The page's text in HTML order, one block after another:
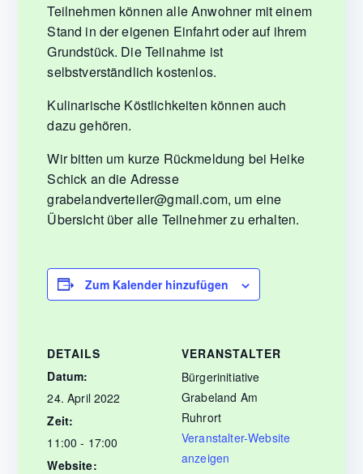
Teilnehmen können alle Anwohner mit einem
Stand in der eigenen Einfahrt oder auf ihrem
Grundstück. Die Teilnahme ist
selbstverständlich kostenlos.
Kulinarische Köstlichkeiten können auch
dazu gehören.
Wir bitten um kurze Rückmeldung bei Heike
Schick an die Adresse
grabelandverteiler@gmail.com, um eine
Übersicht über alle Teilnehmer zu erhalten.
Zum Kalender hinzufügen
DETAILS
Datum:
24. April 2022
Zeit:
11:00 - 17:00
Website:
VERANSTALTER
Bürgerinitiative
Grabeland Am
Ruhrort
Veranstalter-Website
anzeigen